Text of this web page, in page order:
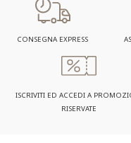
CONSEGNA EXPRESS
ISCRIVITI ED ACCEDI A
RISERVATE